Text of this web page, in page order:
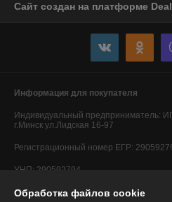
Сайт создан на платформе
Информация для покупателя
Индивидуальный предприниматель:
г.Минск ул.Лидская 16-97
Регистрационный номер ЕГР:
УНП: 290592794
Регистрационный орган: Минский
Обработка файлов cookie